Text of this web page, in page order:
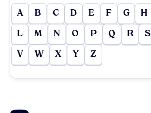
A B C D E F G H
L M N O P Q R S
V W X Y Z